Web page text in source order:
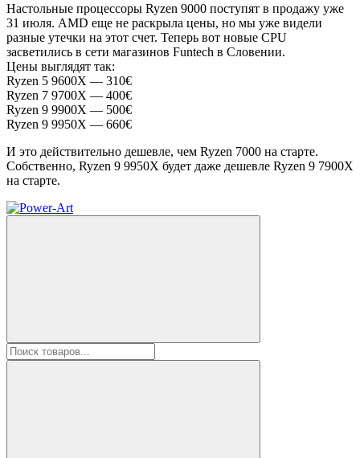
Настольные процессоры Ryzen 9000 поступят в продажу уже
31 июля. AMD еще не раскрыла цены, но мы уже видели
разные утечки на этот счет. Теперь вот новые CPU
засветились в сети магазинов Funtech в Словении.
Цены выглядят так:
Ryzen 5 9600X — 310€
Ryzen 7 9700X — 400€
Ryzen 9 9900X — 500€
Ryzen 9 9950X — 660€
И это действительно дешевле, чем Ryzen 7000 на старте.
Собственно, Ryzen 9 9950X будет даже дешевле Ryzen 9 7900X
на старте.